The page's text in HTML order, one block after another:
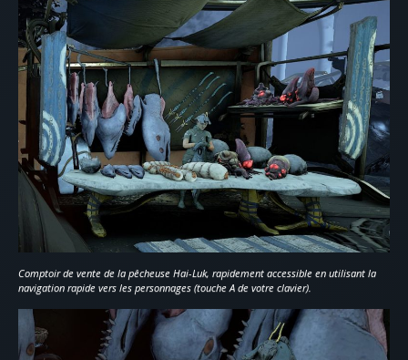
Comptoir de vente de la pêcheuse Hai-Luk, rapidement accessible en utilisant la
navigation rapide vers les personnages (touche A de votre clavier).